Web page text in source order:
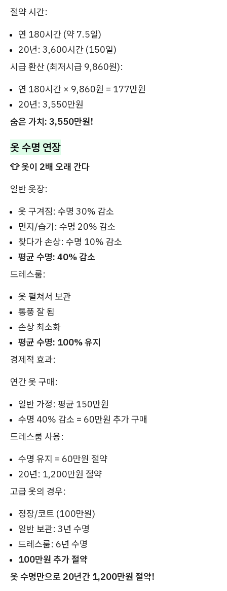
절약 시간:
연 180시간 (약 7.5일)
20년: 3,600시간 (150일)
시급 환산 (최저시급 9,860원):
연 180시간 × 9,860원 = 177만원
20년: 3,550만원
숨은 가치: 3,550만원!
옷 수명 연장
👕 옷이 2배 오래 간다
일반 옷장:
옷 구겨짐: 수명 30% 감소
먼지/습기: 수명 20% 감소
찾다가 손상: 수명 10% 감소
평균 수명: 40% 감소
드레스룸:
옷 펼쳐서 보관
통풍 잘 됨
손상 최소화
평균 수명: 100% 유지
경제적 효과:
연간 옷 구매:
일반 가정: 평균 150만원
수명 40% 감소 = 60만원 추가 구매
드레스룸 사용:
수명 유지 = 60만원 절약
20년: 1,200만원 절약
고급 옷의 경우:
정장/코트 (100만원)
일반 보관: 3년 수명
드레스룸: 6년 수명
100만원 추가 절약
옷 수명만으로 20년간 1,200만원 절약!